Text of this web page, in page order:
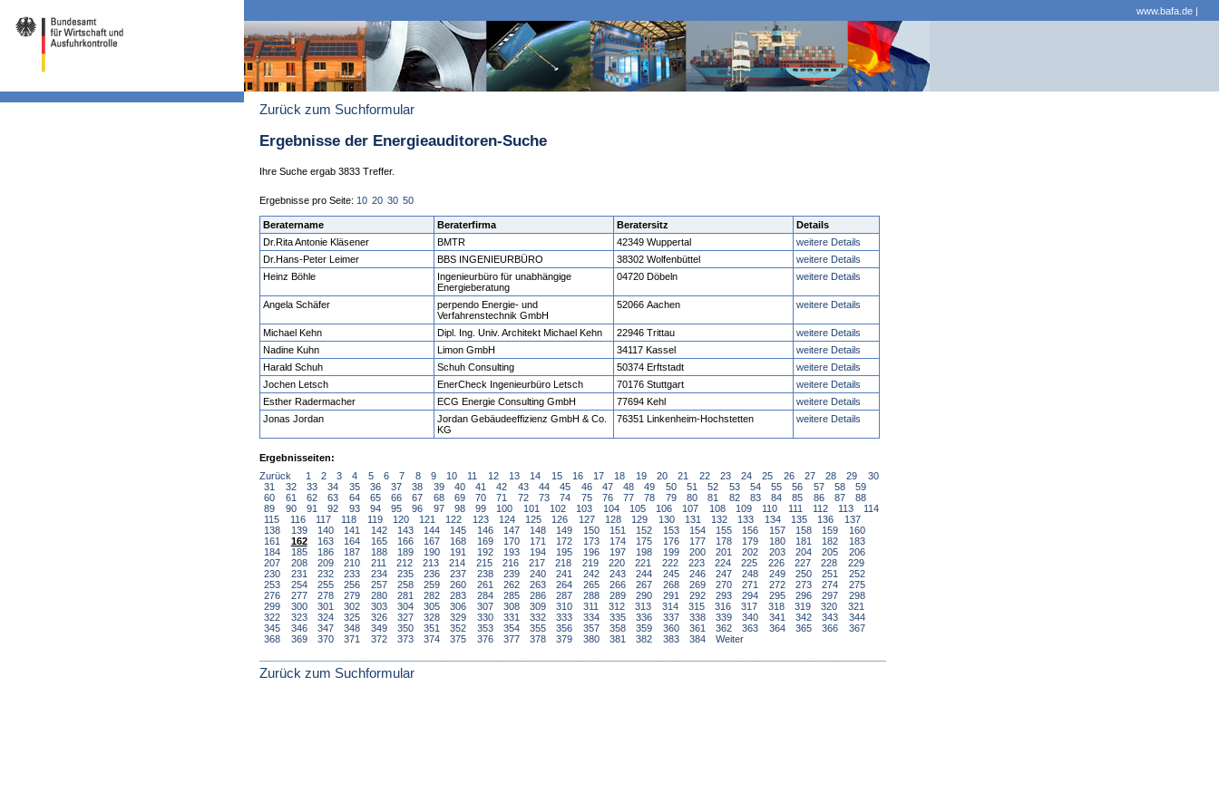
www.bafa.de |
Zurück zum Suchformular
Ergebnisse der Energieauditoren-Suche
Ihre Suche ergab 3833 Treffer.
Ergebnisse pro Seite: 10 20 30 50
Beratername Beraterfirma Beratersitz
Details
Dr.Rita Antonie Kläsener
BMTR 42349 Wuppertal
weitere Details
Dr.Hans-Peter Leimer
BBS INGENIEURBÜRO 38302 Wolfenbüttel
weitere Details
Heinz Böhle
Ingenieurbüro für unabhängige
Energieberatung
04720 Döbeln weitere Details
Angela Schäfer
perpendo Energie- und
Verfahrenstechnik GmbH
52066 Aachen weitere Details
Michael Kehn Dipl. Ing. Univ. Architekt Michael Kehn 22946 Trittau
weitere Details
Nadine Kuhn
Limon GmbH 34117 Kassel
weitere Details
Harald Schuh
Schuh Consulting 50374 Erftstadt
weitere Details
Jochen Letsch
EnerCheck Ingenieurbüro Letsch 70176 Stuttgart
weitere Details
Esther Radermacher
ECG Energie Consulting GmbH 77694 Kehl
weitere Details
Jonas Jordan
Jordan Gebäudeeffizienz GmbH & Co.
KG
76351 Linkenheim-Hochstetten weitere Details
Ergebnisseiten:
Zurück
1 2 3 4 5 6 7 8 9 10 11 12 13 14 15 16 17 18 19 20 21 22 23 24 25 26 27 28 29
30
31
32 33 34 35 36 37 38 39 40 41 42 43 44 45 46 47 48 49 50 51 52 53 54 55 56 57 58
59
60
61 62 63 64 65 66 67 68 69 70 71 72 73 74 75 76 77 78 79 80 81 82 83 84 85 86 87
88
89
90 91 92 93 94 95 96 97 98 99 100 101 102 103 104 105 106 107 108 109 110 111 112 113
114
115
116 117 118 119 120 121 122 123 124 125 126 127 128 129 130 131 132 133 134 135 136
137
138
139 140 141 142 143 144 145 146 147 148 149 150 151 152 153 154 155 156 157 158 159
160
161
162 163 164 165 166 167 168 169 170 171 172 173 174 175 176 177 178 179 180 181 182
183
184
185 186 187 188 189 190 191 192 193 194 195 196 197 198 199 200 201 202 203 204 205
206
207
208 209 210 211 212 213 214 215 216 217 218 219 220 221 222 223 224 225 226 227 228
229
230
231 232 233 234 235 236 237 238 239 240 241 242 243 244 245 246 247 248 249 250 251
252
253
254 255 256 257 258 259 260 261 262 263 264 265 266 267 268 269 270 271 272 273 274
275
276
277 278 279 280 281 282 283 284 285 286 287 288 289 290 291 292 293 294 295 296 297
298
299
300 301 302 303 304 305 306 307 308 309 310 311 312 313 314 315 316 317 318 319 320
321
322
323 324 325 326 327 328 329 330 331 332 333 334 335 336 337 338 339 340 341 342 343
344
345
346 347 348 349 350 351 352 353 354 355 356 357 358 359 360 361 362 363 364 365 366
367
368
369 370 371 372 373 374 375 376 377 378 379 380 381 382 383 384 Weiter
Zurück zum Suchformular